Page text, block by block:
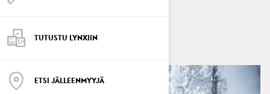
TUTUSTU LYNXIIN
ETSI JÄLLEENMYYJÄ